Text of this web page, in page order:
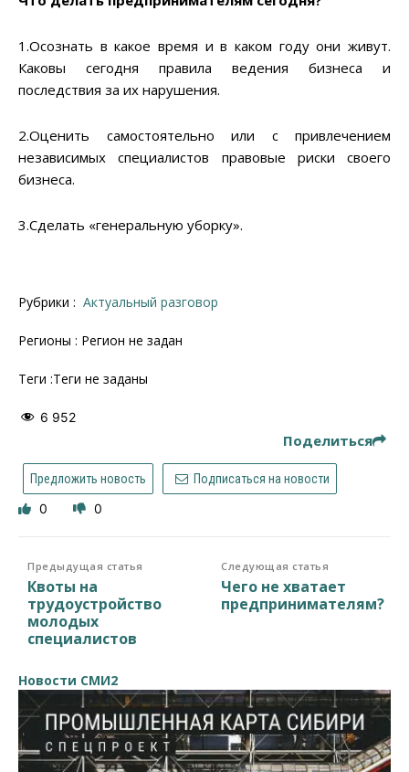
1.Осознать в какое время и в каком году они живут.
Каковы сегодня правила ведения бизнеса и
последствия за их нарушения.
2.Оценить самостоятельно или с привлечением
независимых специалистов правовые риски своего
бизнеса.
3.Сделать «генеральную уборку».
Рубрики : Актуальный разговор
Регионы : Регион не задан
Теги :Теги не заданы
6 952
Поделиться
Предложить новость Подписаться на новости
0 0
Предыдущая статья
Квоты на
трудоустройство
молодых
специалистов
Следующая статья
Чего не хватает
предпринимателям?
Новости СМИ2